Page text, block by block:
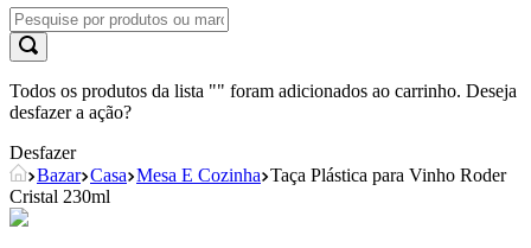
Todos os produtos da lista "" foram adicionados ao carrinho. Deseja
desfazer a ação?
Desfazer
Bazar Casa Mesa E Cozinha Taça Plástica para Vinho Roder
Cristal 230ml